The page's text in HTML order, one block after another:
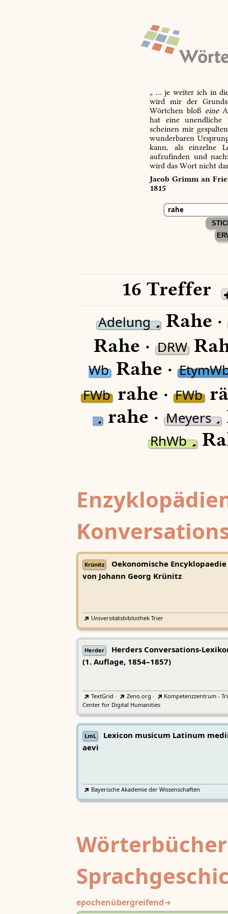
„ … je weiter ich in
wird mir der
Wörtchen bloß eine
hat eine unendliche
scheinen mir
wunderbaren
kann, als einzelne
aufzufinden und
wird das Wort nicht
Jacob Grimm an
1815
16 Treffer
Adelung Rahe ·
Rahe · DRW
WbRahe ·
FWbrahe · FWb
rahe · Meyers
RhWb
Krünitz
Oekonomische Encyklopaedie
von Johann Georg Krünitz
Universitätsbibliothek Trier
Herder
Herders Conversations-
(1. Auflage, 1854–1857)
TextGrid · Zeno.org ·
Kompetenzzentrum -
Center for Digital Humanities
LmL
Lexicon musicum Latinum
aevi
Bayerische Akademie der Wissenschaften
epochenübergreifend